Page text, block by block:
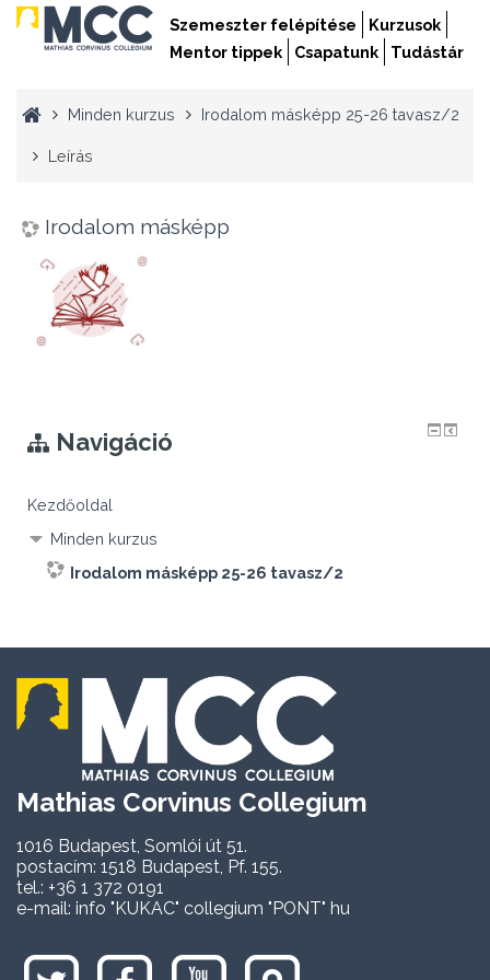
Szemeszter felépítése
Kurzusok
Mentor tippek
Csapatunk Tudástár
Minden kurzus Irodalom másképp 25-26 tavasz/2
Leírás
Irodalom másképp
Navigáció
Kezdőoldal
Minden kurzus
Irodalom másképp 25-26 tavasz/2
Mathias Corvinus Collegium
1016 Budapest, Somlói út 51.
postacím: 1518 Budapest, Pf. 155.
tel.: +36 1 372 0191
e-mail: info "KUKAC" collegium "PONT" hu